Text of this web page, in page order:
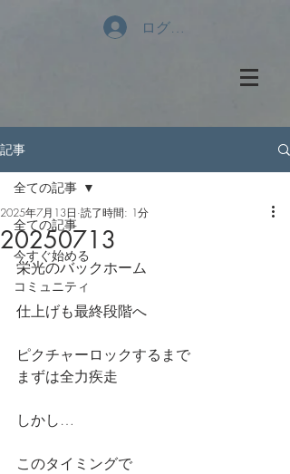
ログイン
記事
全ての記事
今すぐ始める
コミュニティ
全ての記事
20250713
2025年7月13日 読了時間: 1分
栄光のバックホーム
仕上げも最終段階へ
ピクチャーロックするまで
まずは全力疾走
しかし…
このタイミングで